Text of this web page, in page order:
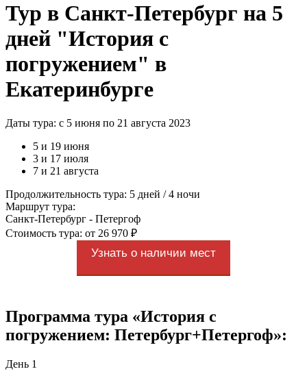
Тур в Санкт-Петербург на 5
дней "История с
погружением" в
Екатеринбурге
Даты тура: с 5 июня по 21 августа 2023
5 и 19 июня
3 и 17 июля
7 и 21 августа
Продолжительность тура: 5 дней / 4 ночи
Маршрут тура:
Санкт-Петербург - Петергоф
Стоимость тура: от 26 970 ₽
Узнать о наличии мест
Программа тура «История с
погружением: Петербург+Петергоф»:
День 1